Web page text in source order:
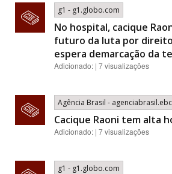
g1 - g1.globo.com
No hospital, cacique
futuro da luta por
espera demarcação da
Adicionado: | 7 visualizações
Agência Brasil -
Cacique Raoni tem alta
Adicionado: | 7 visualizações
g1 - g1.globo.com